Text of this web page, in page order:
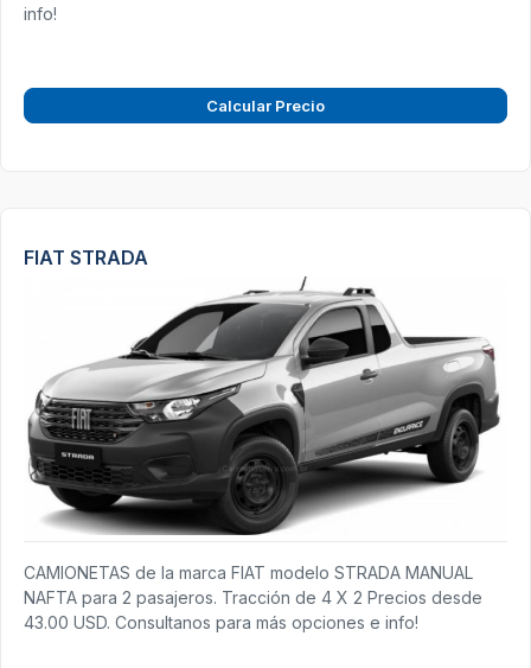
info!
Calcular Precio
FIAT STRADA
CAMIONETAS de la marca FIAT modelo STRADA MANUAL
NAFTA para 2 pasajeros. Tracción de 4 X 2 Precios desde
43.00 USD. Consultanos para más opciones e info!